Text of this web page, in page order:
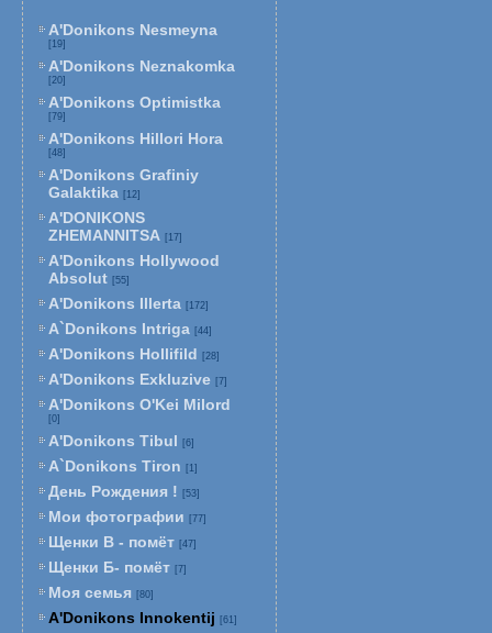
A'Donikons Nesmeyna
[19]
A'Donikons Neznakomka
[20]
A'Donikons Optimistka
[79]
A'Donikons Hillori Hora
[48]
A'Donikons Grafiniy
Galaktika [12]
A'DONIKONS
ZHEMANNITSA [17]
A'Donikons Hollywood
Absolut [55]
A'Donikons Illerta [172]
A`Donikons Intriga [44]
A'Donikons Hollifild [28]
A'Donikons Exkluzive [7]
A'Donikons O'Kei Milord
[0]
A'Donikons Tibul [6]
A`Donikons Tiron [1]
День Рождения ! [53]
Мои фотографии [77]
Щенки В - помёт [47]
Щенки Б- помёт [7]
Моя семья [80]
A'Donikons Innokentij [61]